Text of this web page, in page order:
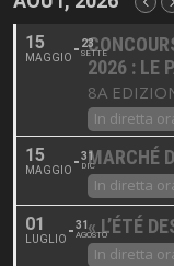
15
MAGGIO
23
SETTE
2026 : LE
8A
In diretta
15
MAGGIO
31
DICMARCHÉ
In diretta
01
LUGLIO
31
AGOSTO
« L’ÉTÉ
In diretta